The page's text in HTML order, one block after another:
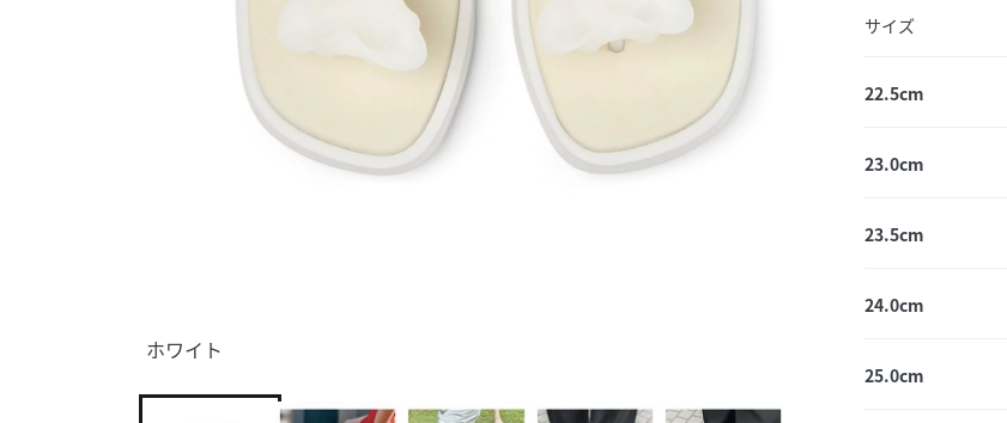
ホワイト
サイズ
22.5cm
23.0cm
23.5cm
24.0cm
25.0cm